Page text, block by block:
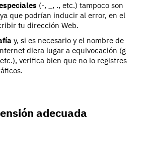
(-, _, ., etc.) tampoco son
que podrían inducir al error, en el
tu dirección Web.
y, si es necesario y el nombre de
diera lugar a equivocación (g
verifica bien que no lo registres
adecuada